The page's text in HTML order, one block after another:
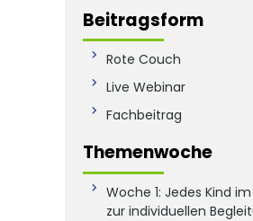
Beitragsform
Rote Couch
Live Webinar
Fachbeitrag
Themenwoche
Woche 1: Jedes Kind
zur individuellen